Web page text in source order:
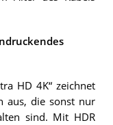
HD 4K“ zeichnet
aus, die sonst nur
sind. Mit HDR